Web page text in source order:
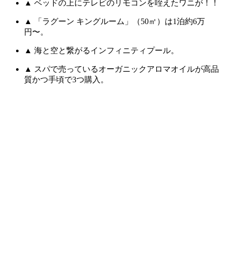
▲ ベッドの上にテレビのリモコンを咥えたワニが！！
▲ 「ラグーン キングルーム」（50㎡）は1泊約6万
円〜。
▲ 海と空と繋がるインフィニティプール。
▲ スパで売っているオーガニックアロマオイルが高品
質かつ手頃で3つ購入。